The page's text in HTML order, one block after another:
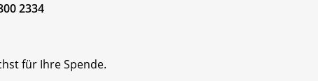
2334
für Ihre Spende.